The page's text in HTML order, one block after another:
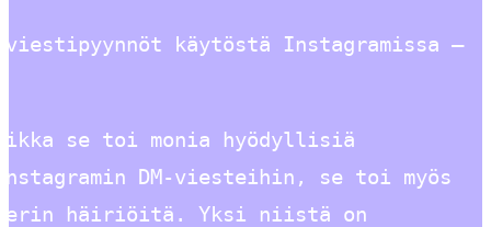
käytöstä Instagramissa –
se toi monia hyödyllisiä
DM-viesteihin, se toi myös
häiriöitä. Yksi niistä on